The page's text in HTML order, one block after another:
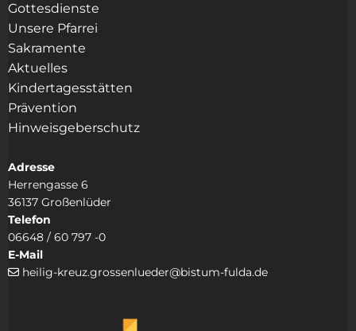
Gottesdienste
Unsere Pfarrei
Sakramente
Aktuelles
Kindertagesstätten
Prävention
Hinweisgeberschutz
Adresse
Herrengasse 6
36137 Großenlüder
Telefon
06648 / 60 797 -0
E-Mail
 heilig-kreuz.grossenlueder@bistum-fulda.de